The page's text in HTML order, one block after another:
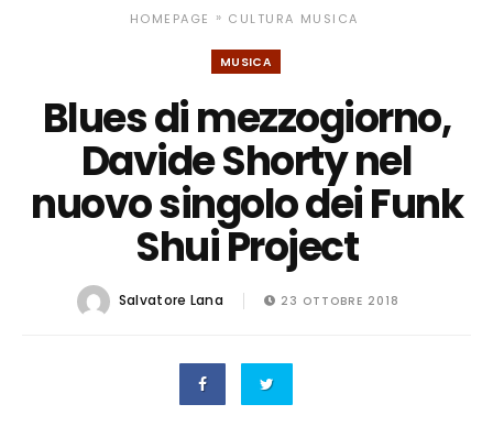
HOMEPAGE » CULTURA MUSICA
MUSICA
Blues di mezzogiorno,
Davide Shorty nel
nuovo singolo dei Funk
Shui Project
Salvatore Lana 23 OTTOBRE 2018